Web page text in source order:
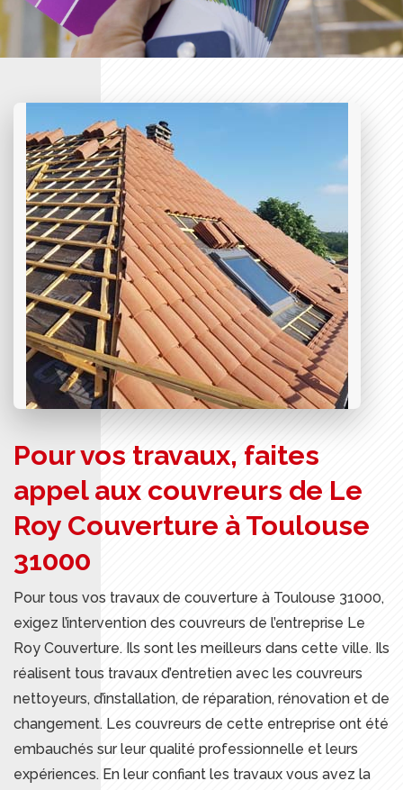
Pour vos travaux, faites
appel aux couvreurs de Le
Roy Couverture à Toulouse
31000
Pour tous vos travaux de couverture à Toulouse 31000,
exigez l’intervention des couvreurs de l’entreprise Le
Roy Couverture. Ils sont les meilleurs dans cette ville. Ils
réalisent tous travaux d’entretien avec les couvreurs
nettoyeurs, d’installation, de réparation, rénovation et de
changement. Les couvreurs de cette entreprise ont été
embauchés sur leur qualité professionnelle et leurs
expériences. En leur confiant les travaux vous avez la